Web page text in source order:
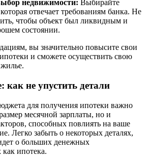
недвижимости: Выбирайте
отвечает требованиям банка. Не
чтобы объект был ликвидным и
состоянии.
вы значительно повысите свои
и сможете осуществить свою
не упустить детали
для получения ипотеки важно
месячной зарплаты, но и
способных повлиять на ваше
Легко забыть о некоторых деталях,
о больших денежных
как ипотека.